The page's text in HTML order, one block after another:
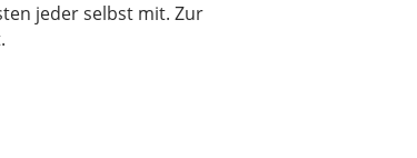
jeder selbst mit. Zur